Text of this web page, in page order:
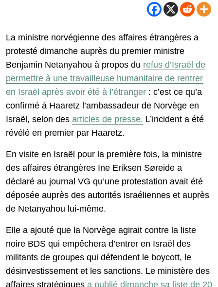
La ministre norvégienne des affaires étrangères a
protesté dimanche auprès du premier ministre
Benjamin Netanyahou à propos du refus d’Israël de
permettre à une travailleuse humanitaire de rentrer
en Israël après avoir été à l’étranger : c’est ce qu’a
confirmé à Haaretz l’ambassadeur de Norvège en
Israël, selon des articles de presse. L’incident a été
révélé en premier par Haaretz.
En visite en Israël pour la première fois, la ministre
des affaires étrangères Ine Eriksen Søreide a
déclaré au journal VG qu’une protestation avait été
déposée auprès des autorités israéliennes et auprès
de Netanyahou lui-même.
Elle a ajouté que la Norvège agirait contre la liste
noire BDS qui empêchera d’entrer en Israël des
militants de groupes qui défendent le boycott, le
désinvestissement et les sanctions. Le ministère des
affaires stratégiques a publié dimanche sa liste de 20